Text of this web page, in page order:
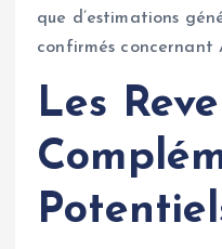
que d’estimations
confirmés concernant
Les